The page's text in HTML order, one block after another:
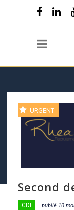
URGENT
Second
CDI publié 10